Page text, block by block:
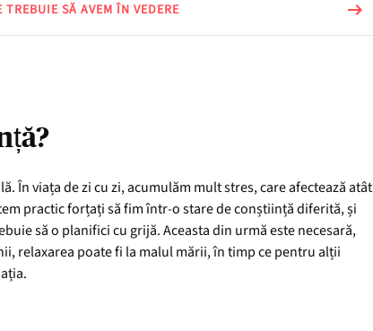
TREBUIE SĂ AVEM ÎN VEDERE
În viața de zi cu zi, acumulăm mult stres, care afectează atât
practic forțați să fim într-o stare de conștiință diferită, și
să o planifici cu grijă. Aceasta din urmă este necesară,
relaxarea poate fi la malul mării, în timp ce pentru alții